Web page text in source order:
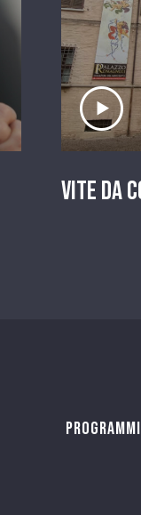
Vite da
Programmi